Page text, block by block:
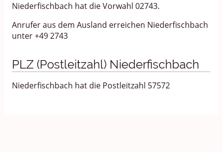
Niederfischbach hat die Vorwahl 02743.
Anrufer aus dem Ausland erreichen Niederfischbach
unter +49 2743
PLZ (Postleitzahl) Niederfischbach
Niederfischbach hat die Postleitzahl 57572